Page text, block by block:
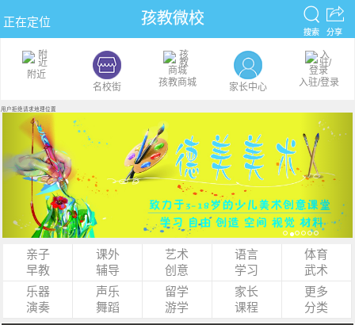
孩教微校
正在定位
搜索 分享
附近
名校街
孩教商城 家长中心 入驻/登录
用户拒绝请求地理位置
Previous
亲子
早教
课外
辅导
艺术
创意
语言
学习
体育
武术
乐器
演奏
声乐
舞蹈
留学
游学
家长
课程
更多
分类